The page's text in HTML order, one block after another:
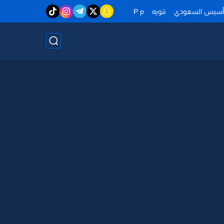
السعودي تنويه P p